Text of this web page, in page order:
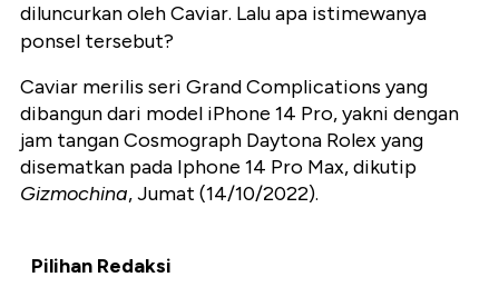
diluncurkan oleh Caviar. Lalu apa istimewanya
ponsel tersebut?
Caviar merilis seri Grand Complications yang
dibangun dari model iPhone 14 Pro, yakni dengan
jam tangan Cosmograph Daytona Rolex yang
disematkan pada Iphone 14 Pro Max, dikutip
Gizmochina, Jumat (14/10/2022).
Pilihan Redaksi